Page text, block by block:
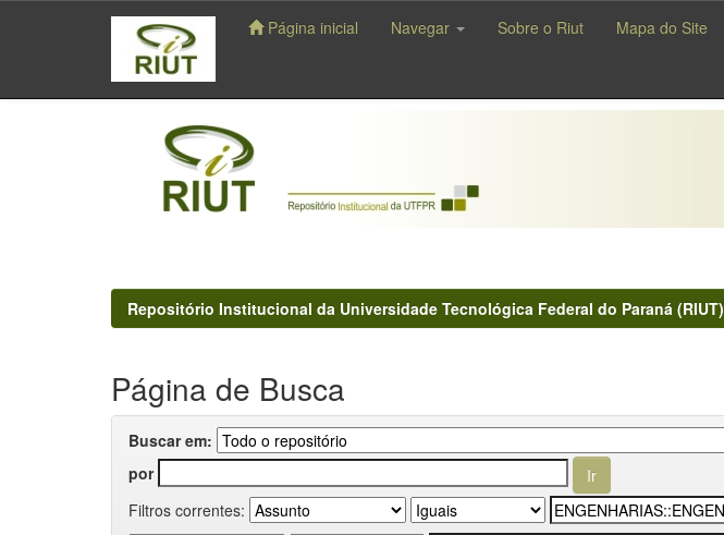
navigation
Página inicial Navegar Sobre o Riut Mapa do Site
Repositório Institucional da Universidade Tecnológica Federal do Paraná (RIUT)
Página de Busca
Buscar em:
por
Filtros correntes: